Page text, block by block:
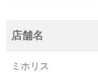
店舗名
ミホリス